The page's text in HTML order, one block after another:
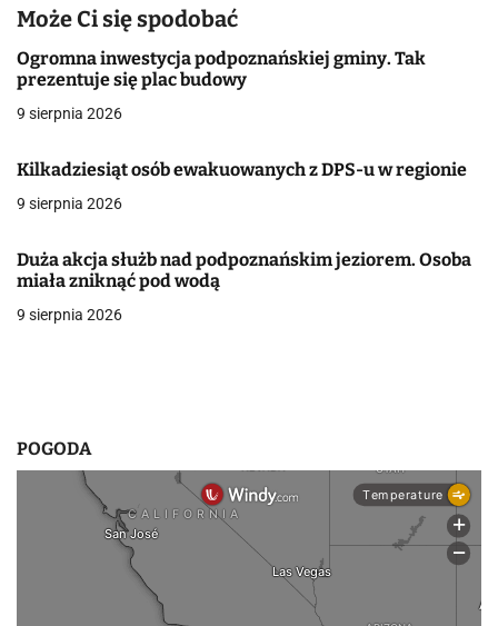
a
c
j
w
i
s
Może Ci się spodobać
Ogromna inwestycja podpoznańskiej gminy. Tak
prezentuje się plac budowy
9 sierpnia 2026
Kilkadziesiąt osób ewakuowanych z DPS-u w regionie
9 sierpnia 2026
Duża akcja służb nad podpoznańskim jeziorem. Osoba
miała zniknąć pod wodą
9 sierpnia 2026
POGODA